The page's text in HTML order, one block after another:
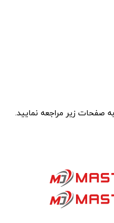
زیر مراجعه نمایید.